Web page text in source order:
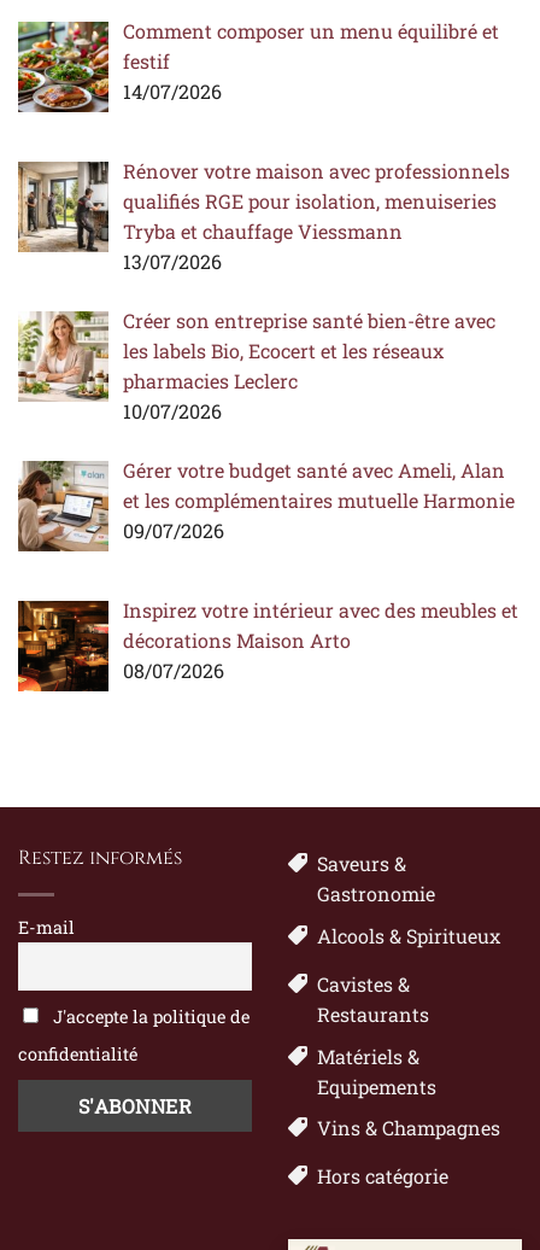
Comment composer un menu équilibré et
festif
14/07/2026
Rénover votre maison avec professionnels
qualifiés RGE pour isolation, menuiseries
Tryba et chauffage Viessmann
13/07/2026
Créer son entreprise santé bien-être avec
les labels Bio, Ecocert et les réseaux
pharmacies Leclerc
10/07/2026
Gérer votre budget santé avec Ameli, Alan
et les complémentaires mutuelle Harmonie
09/07/2026
Inspirez votre intérieur avec des meubles et
décorations Maison Arto
08/07/2026
Restez informés
E-mail
J'accepte la politique de
confidentialité
Saveurs &
Gastronomie
Alcools & Spiritueux
Cavistes &
Restaurants
Matériels &
Equipements
Vins & Champagnes
Hors catégorie